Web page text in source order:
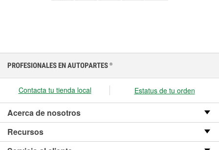
PROFESIONALES EN AUTOPARTES ®
Contacta tu tienda local Estatus de tu orden
Acerca de nosotros
Recursos